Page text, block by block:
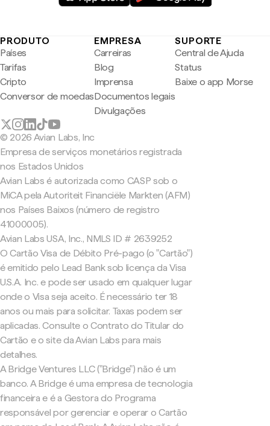
PRODUTO
Países
Tarifas
Cripto
Conversor de moedas
EMPRESA
Carreiras
Blog
Imprensa
Documentos legais
Divulgações
SUPORTE
Central de Ajuda
Status
Baixe o app Morse
© 2026 Avian Labs, Inc
Empresa de serviços monetários registrada
nos Estados Unidos
Avian Labs é autorizada como CASP sob o
MiCA pela Autoriteit Financiële Markten (AFM)
nos Países Baixos (número de registro
41000005).
Avian Labs USA, Inc., NMLS ID # 2639252
O Cartão Visa de Débito Pré-pago (o "Cartão")
é emitido pelo Lead Bank sob licença da Visa
U.S.A. Inc. e pode ser usado em qualquer lugar
onde o Visa seja aceito. É necessário ter 18
anos ou mais para solicitar. Taxas podem ser
aplicadas. Consulte o Contrato do Titular do
Cartão e o site da Avian Labs para mais
detalhes.
A Bridge Ventures LLC ("Bridge") não é um
banco. A Bridge é uma empresa de tecnologia
financeira e é a Gestora do Programa
responsável por gerenciar e operar o Cartão